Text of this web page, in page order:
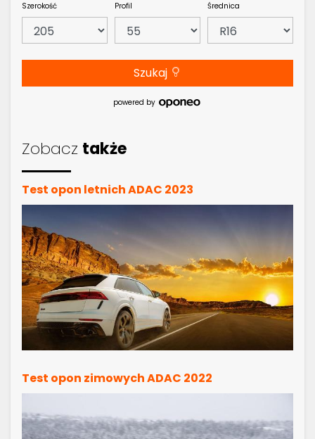
Szerokość Profil Średnica
Szukaj
powered by
Zobacz także
Test opon letnich ADAC 2023
Test opon zimowych ADAC 2022